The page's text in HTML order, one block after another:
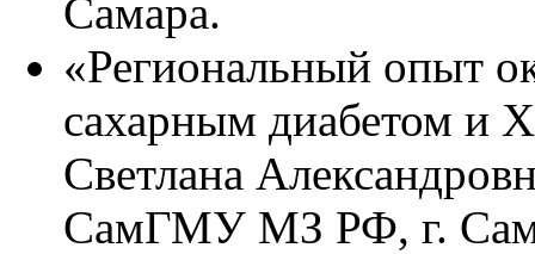
Самара.
«Региональный опыт
сахарным диабетом и
Светлана
СамГМУ МЗ РФ, г.